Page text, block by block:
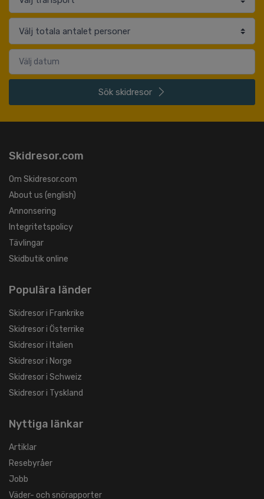
Sök skidresor
Skidresor.com
Om Skidresor.com
About us (english)
Annonsering
Integritetspolicy
Tävlingar
Skidbutik online
Populära länder
Skidresor i Frankrike
Skidresor i Österrike
Skidresor i Italien
Skidresor i Norge
Skidresor i Schweiz
Skidresor i Tyskland
Nyttiga länkar
Artiklar
Resebyråer
Jobb
Väder- och snörapporter